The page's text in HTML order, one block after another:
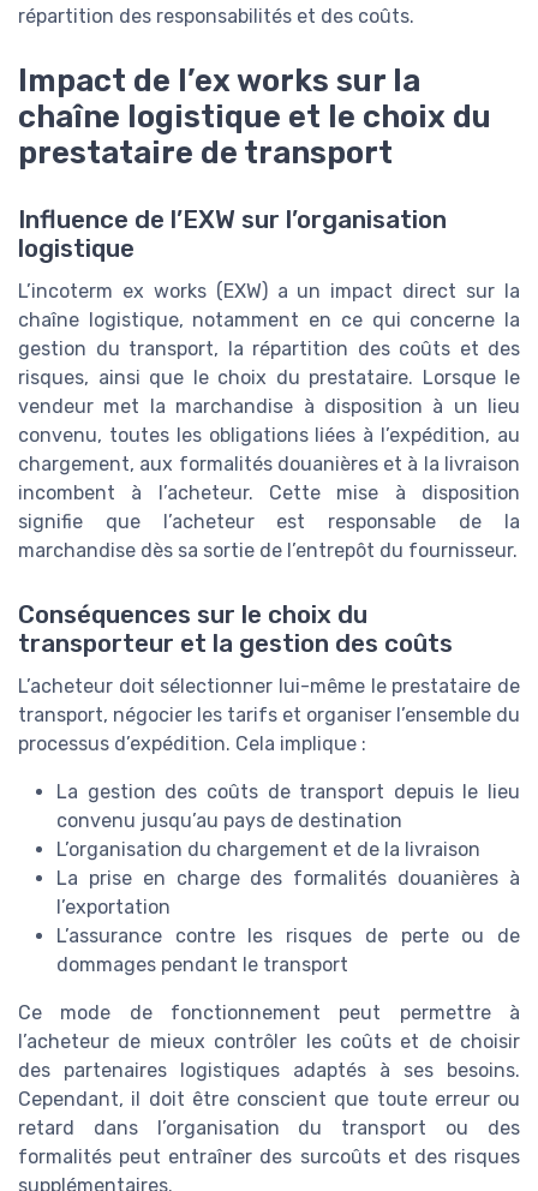
répartition des responsabilités et des coûts.
Impact de l’ex works sur la
chaîne logistique et le choix du
prestataire de transport
Influence de l’EXW sur l’organisation
logistique
L’incoterm ex works (EXW) a un impact direct sur la
chaîne logistique, notamment en ce qui concerne la
gestion du transport, la répartition des coûts et des
risques, ainsi que le choix du prestataire. Lorsque le
vendeur met la marchandise à disposition à un lieu
convenu, toutes les obligations liées à l’expédition, au
chargement, aux formalités douanières et à la livraison
incombent à l’acheteur. Cette mise à disposition
signifie que l’acheteur est responsable de la
marchandise dès sa sortie de l’entrepôt du fournisseur.
Conséquences sur le choix du
transporteur et la gestion des coûts
L’acheteur doit sélectionner lui-même le prestataire de
transport, négocier les tarifs et organiser l’ensemble du
processus d’expédition. Cela implique :
La gestion des coûts de transport depuis le lieu
convenu jusqu’au pays de destination
L’organisation du chargement et de la livraison
La prise en charge des formalités douanières à
l’exportation
L’assurance contre les risques de perte ou de
dommages pendant le transport
Ce mode de fonctionnement peut permettre à
l’acheteur de mieux contrôler les coûts et de choisir
des partenaires logistiques adaptés à ses besoins.
Cependant, il doit être conscient que toute erreur ou
retard dans l’organisation du transport ou des
formalités peut entraîner des surcoûts et des risques
supplémentaires.